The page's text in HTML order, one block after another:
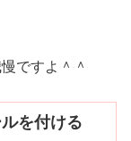
ですよ＾＾
を付ける